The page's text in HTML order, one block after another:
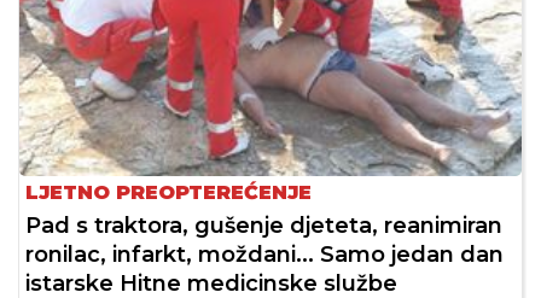
LJETNO PREOPTEREĆENJE
Pad s traktora, gušenje djeteta, reanimiran
ronilac, infarkt, moždani... Samo jedan dan
istarske Hitne medicinske službe